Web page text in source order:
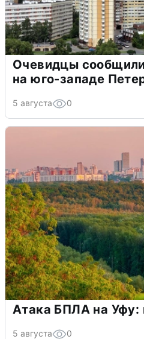
Очевидцы
на юго-западе
5 августа 0
Атака БПЛА на Уфу:
5 августа 0